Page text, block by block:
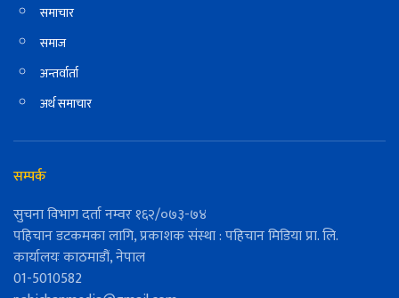
समाचार
समाज
अन्तर्वार्ता
अर्थ समाचार
सम्पर्क
सुचना विभाग दर्ता नम्वर १६२/०७३-७४
पहिचान डटकमका लागि, प्रकाशक संस्था : पहिचान मिडिया प्रा. लि.
कार्यालयः काठमाडौं, नेपाल
01-5010582